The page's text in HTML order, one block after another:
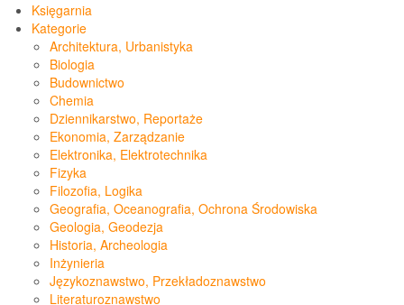
Księgarnia
Kategorie
Architektura, Urbanistyka
Biologia
Budownictwo
Chemia
Dziennikarstwo, Reportaże
Ekonomia, Zarządzanie
Elektronika, Elektrotechnika
Fizyka
Filozofia, Logika
Geografia, Oceanografia, Ochrona Środowiska
Geologia, Geodezja
Historia, Archeologia
Inżynieria
Językoznawstwo, Przekładoznawstwo
Literaturoznawstwo